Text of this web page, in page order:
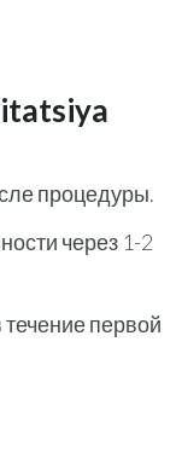
процедуры.
через 1-2
первой